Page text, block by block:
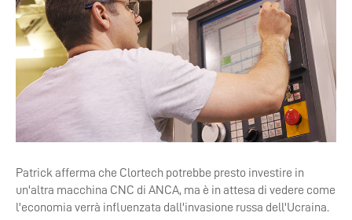
Patrick afferma che Clortech potrebbe presto investire in
un'altra macchina CNC di ANCA, ma è in attesa di vedere come
l'economia verrà influenzata dall'invasione russa dell'Ucraina.